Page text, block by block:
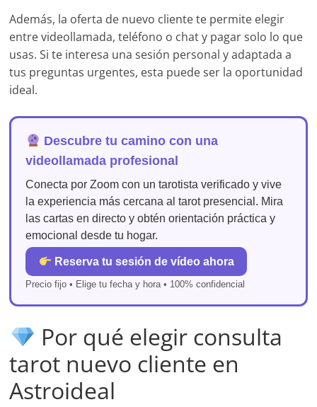
Además, la oferta de nuevo cliente te permite elegir
entre videollamada, teléfono o chat y pagar solo lo que
usas. Si te interesa una sesión personal y adaptada a
tus preguntas urgentes, esta puede ser la oportunidad
ideal.
Descubre tu camino con una
videollamada profesional
Conecta por Zoom con un tarotista verificado y vive
la experiencia más cercana al tarot presencial. Mira
las cartas en directo y obtén orientación práctica y
emocional desde tu hogar.
Reserva tu sesión de vídeo ahora
Precio fijo • Elige tu fecha y hora • 100% confidencial
Por qué elegir consulta
tarot nuevo cliente en
Astroideal